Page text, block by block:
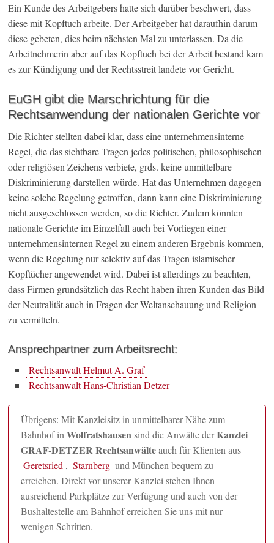
Ein Kunde des Arbeitgebers hatte sich darüber beschwert, dass
diese mit Kopftuch arbeite. Der Arbeitgeber hat daraufhin darum
diese gebeten, dies beim nächsten Mal zu unterlassen. Da die
Arbeitnehmerin aber auf das Kopftuch bei der Arbeit bestand kam
es zur Kündigung und der Rechtsstreit landete vor Gericht.
EuGH gibt die Marschrichtung für die
Rechtsanwendung der nationalen Gerichte vor
Die Richter stellten dabei klar, dass eine unternehmensinterne
Regel, die das sichtbare Tragen jedes politischen, philosophischen
oder religiösen Zeichens verbiete, grds. keine unmittelbare
Diskriminierung darstellen würde. Hat das Unternehmen dagegen
keine solche Regelung getroffen, dann kann eine Diskriminierung
nicht ausgeschlossen werden, so die Richter. Zudem könnten
nationale Gerichte im Einzelfall auch bei Vorliegen einer
unternehmensinternen Regel zu einem anderen Ergebnis kommen,
wenn die Regelung nur selektiv auf das Tragen islamischer
Kopftücher angewendet wird. Dabei ist allerdings zu beachten,
dass Firmen grundsätzlich das Recht haben ihren Kunden das Bild
der Neutralität auch in Fragen der Weltanschauung und Religion
zu vermitteln.
Ansprechpartner zum Arbeitsrecht:
Rechtsanwalt Helmut A. Graf
Rechtsanwalt Hans-Christian Detzer
Übrigens: Mit Kanzleisitz in unmittelbarer Nähe zum
Bahnhof inWolfratshausensind die Anwälte derKanzlei
GRAF-DETZER Rechtsanwälteauch für Klienten aus
Geretsried , Starnberg und München bequem zu
erreichen. Direkt vor unserer Kanzlei stehen Ihnen
ausreichend Parkplätze zur Verfügung und auch von der
Bushaltestelle am Bahnhof erreichen Sie uns mit nur
wenigen Schritten.